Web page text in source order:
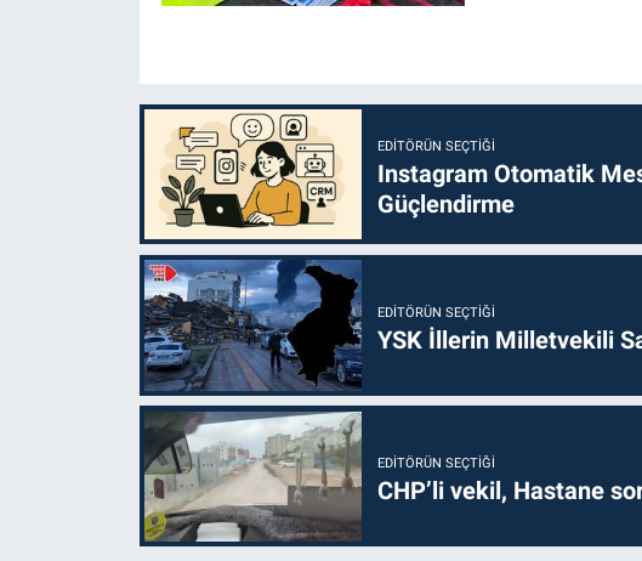
EDITÖRÜN SEÇTIĞI
Instagram Otomatik
Güçlendirme
EDITÖRÜN SEÇTIĞI
YSK İllerin Milletvekili
EDITÖRÜN SEÇTIĞI
CHP’li vekil, Hastane